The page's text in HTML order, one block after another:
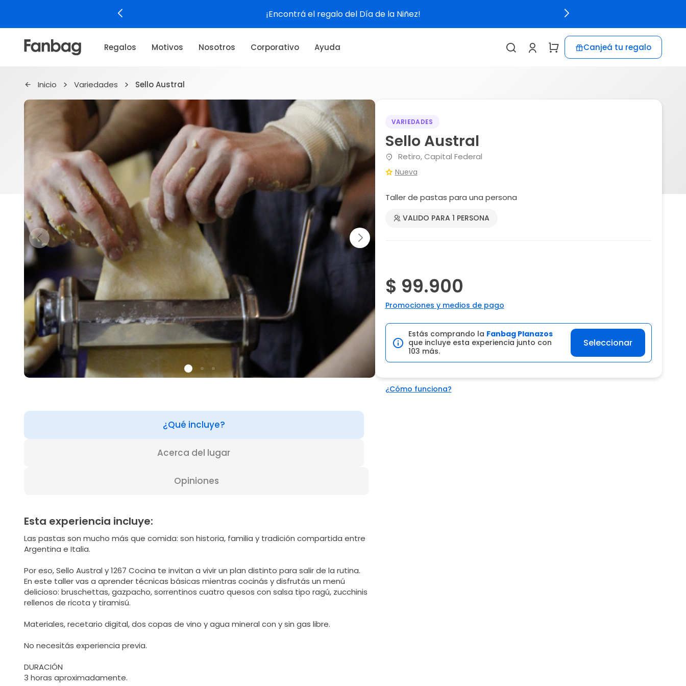
¡Encontrá el regalo del Día de la Niñez!
Regalos Motivos Nosotros Corporativo Ayuda Canjeá tu regalo
Inicio Variedades Sello Austral
VARIEDADES
Sello Austral
Retiro, Capital Federal
Nueva
Taller de pastas para una persona
VALIDO PARA 1 PERSONA
$ 99.900
Promociones y medios de pago
Estás comprando la Fanbag Planazos
que incluye esta experiencia junto con
103 más.
Seleccionar
¿Cómo funciona?
¿Qué incluye?
Acerca del lugar
Opiniones
Esta experiencia incluye:
Las pastas son mucho más que comida: son historia, familia y tradición compartida entre
Argentina e Italia.
Por eso, Sello Austral y 1267 Cocina te invitan a vivir un plan distinto para salir de la rutina.
En este taller vas a aprender técnicas básicas mientras cocinás y disfrutás un menú
delicioso: bruschettas, gazpacho, sorrentinos cuatro quesos con salsa tipo ragú, zucchinis
rellenos de ricota y tiramisú.
Materiales, recetario digital, dos copas de vino y agua mineral con y sin gas libre.
No necesitás experiencia previa.
DURACIÓN
3 horas aproximadamente.